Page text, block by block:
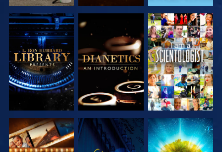
DÉCOUVRIR
LES SÉRIES
DÉCOUVRIR
LES SÉRIES
REGARDER
DÉCOUVRIR
REGARDER
DÉCOUVRIR